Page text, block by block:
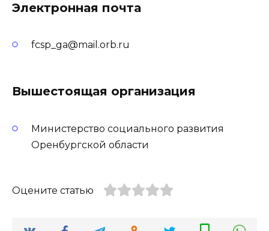
Электронная почта
fcsp_ga@mail.orb.ru
Вышестоящая организация
Министерство социального развития
Оренбургской области
Оцените статью